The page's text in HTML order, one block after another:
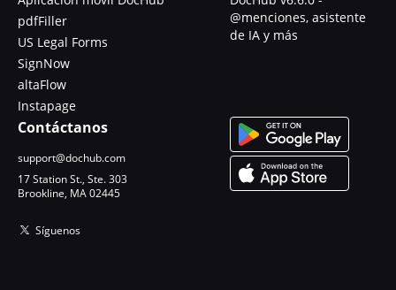
pdfFiller
US Legal Forms
SignNow
altaFlow
Instapage
@menciones, asistente
de IA y más
Contáctanos
support@dochub.com
17 Station St., Ste. 303
Brookline, MA 02445
Síguenos